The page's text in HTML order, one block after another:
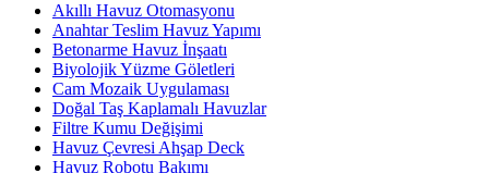
Akıllı Havuz Otomasyonu
Anahtar Teslim Havuz Yapımı
Betonarme Havuz İnşaatı
Biyolojik Yüzme Göletleri
Cam Mozaik Uygulaması
Doğal Taş Kaplamalı Havuzlar
Filtre Kumu Değişimi
Havuz Çevresi Ahşap Deck
Havuz Robotu Bakımı